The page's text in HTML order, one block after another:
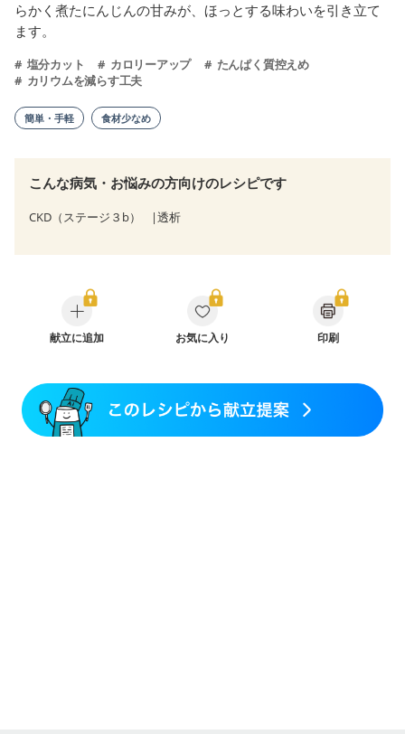
らかく煮たにんじんの甘みが、ほっとする味わいを引き立て
ます。
塩分カット カロリーアップ
たんぱく質控えめ
カリウムを減らす工夫
簡単・手軽 食材少なめ
こんな病気・お悩みの方向けのレシピです
CKD（ステージ３b） 透析
献立に追加 お気に入り 印刷